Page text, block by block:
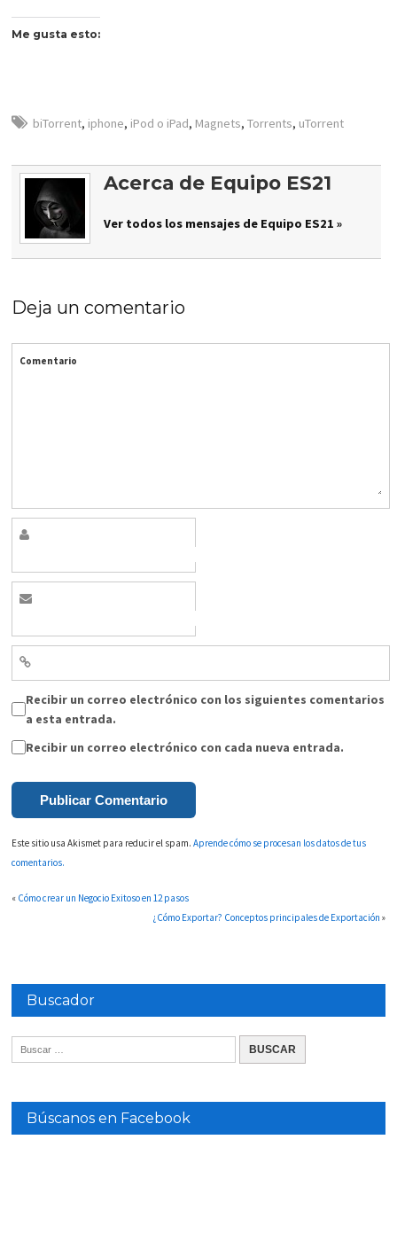
Me gusta esto:
biTorrent, iphone, iPod o iPad, Magnets,Torrents, uTorrent
Acerca de Equipo ES21
Ver todos los mensajes de Equipo ES21 »
Deja un comentario
Comentario
Recibir un correo electrónico con los siguientes comentarios
a esta entrada.
Recibir un correo electrónico con cada nueva entrada.
Este sitio usa Akismet para reducir el spam.Aprende cómo se procesan los datos de tus
comentarios.
« Cómo crear un Negocio Exitoso en 12 pasos
¿Cómo Exportar? Conceptos principales de Exportación »
Buscador
Búscanos en Facebook